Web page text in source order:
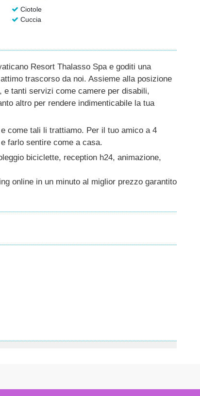
Ciotole
Cuccia
Resort Thalasso Spa e goditi una
trascorso da noi. Assieme alla posizione
tanti servizi come camere per disabili,
altro per rendere indimenticabile la tua
come tali li trattiamo. Per il tuo amico a 4
farlo sentire come a casa.
biciclette, reception h24, animazione,
online in un minuto al miglior prezzo garantito